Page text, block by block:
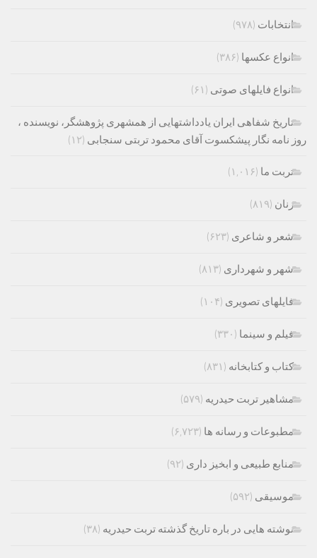
انتخابات (۹۷۸)
انواع عکسها (۳۸۶)
انواع فایلهای صوتی (۶۱)
تاریخ شفاهی ایران یادداشتهایی از همشهری پژوهشگر، نویسنده ،
روز نامه نگار پیشکسوت آقای محمود تربتی سنجابی (۱۲)
تربت ما (۱,۰۱۶)
زنان (۸۱۹)
شعر و شاعری (۶۲۳)
شهر و شهرداری (۸۱۳)
فایلهای تصویری (۱۰۴)
فیلم و سینما (۳۳۰)
کتاب و کتابخانه (۸۳۱)
مشاهیر تربت حیدریه (۵۷۹)
مطبوعات و رسانه ها (۶,۷۲۳)
منابع طبیعی و ابخیز داری (۹۲)
موسیقی (۵۹۲)
نوشته هایی در باره تاریخ گذشته تربت حیدریه (۳۸)